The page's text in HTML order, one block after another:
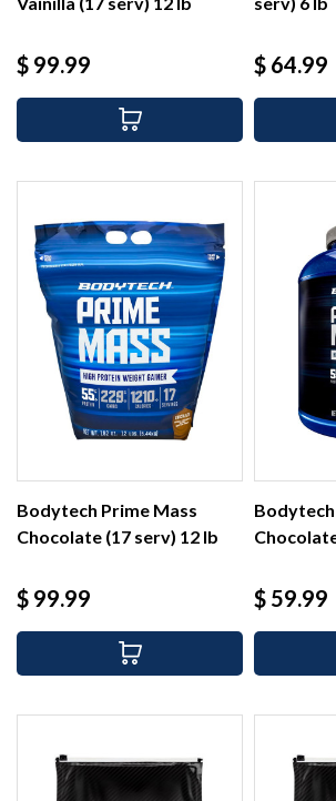
Precio
$ 99.99 Precio
$ 64.99
Bodytech Prime Mass
Chocolate (17 serv) 12 lb
Precio
$ 99.99 Precio
$ 59.99